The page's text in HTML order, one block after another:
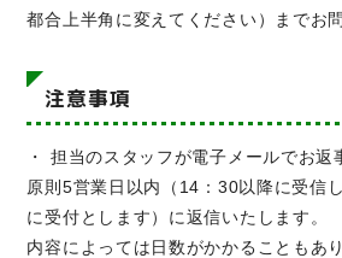
都合上半角に変えてください）までお
注意事項
・ 担当のスタッフが電子メールでお返
原則5営業日以内（14：30以降に受信
に受付とします）に返信いたします。
内容によっては日数がかかることもあ